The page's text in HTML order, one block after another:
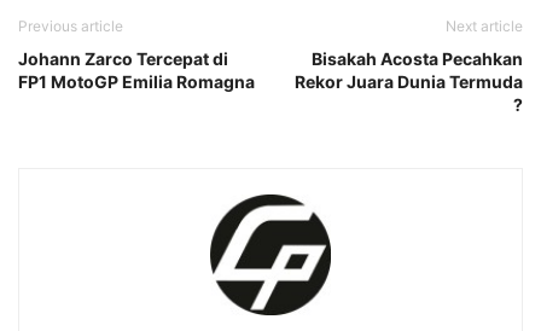
Previous article
Johann Zarco Tercepat di
FP1 MotoGP Emilia Romagna
Next article
Bisakah Acosta Pecahkan
Rekor Juara Dunia Termuda
?